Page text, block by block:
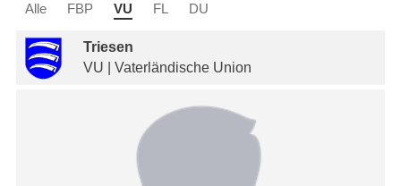
Alle FBP VU FL DU
Triesen
VU | Vaterländische Union